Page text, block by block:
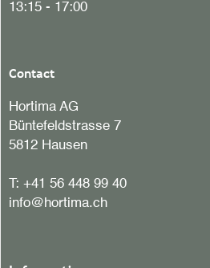
13:15 - 17:00
Contact
Hortima AG
Büntefeldstrasse 7
5812 Hausen
T: +41 56 448 99 40
info@hortima.ch